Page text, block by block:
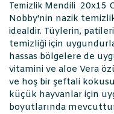
Temizlik Mendili 20x15
Nobby'nin nazik
idealdir. Tüylerin,
temizliği için
hassas bölgelere de
vitamini ve aloe Vera
ve hoş bir şeftali
küçük hayvanlar için
boyutlarında